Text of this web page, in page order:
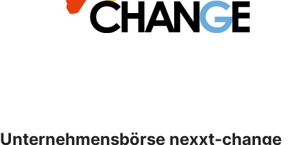
Unternehmensbörse nexxt-change